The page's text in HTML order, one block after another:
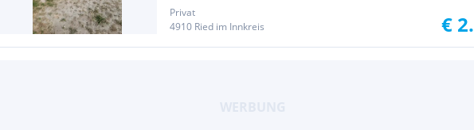
Privat
4910 Ried im Innkreis
€